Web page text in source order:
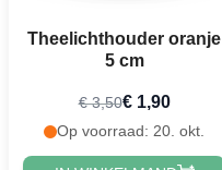
Theelichthouder oranje
5 cm
€ 3,50€ 1,90
Op voorraad: 20. okt.